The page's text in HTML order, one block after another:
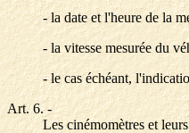
- la date et l'heure de la
- la vitesse mesurée du
- le cas échéant,
Art. 6.-
Les cinémomètres et